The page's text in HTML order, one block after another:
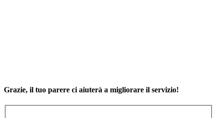
Grazie, il tuo parere ci aiuterà a migliorare il servizio!